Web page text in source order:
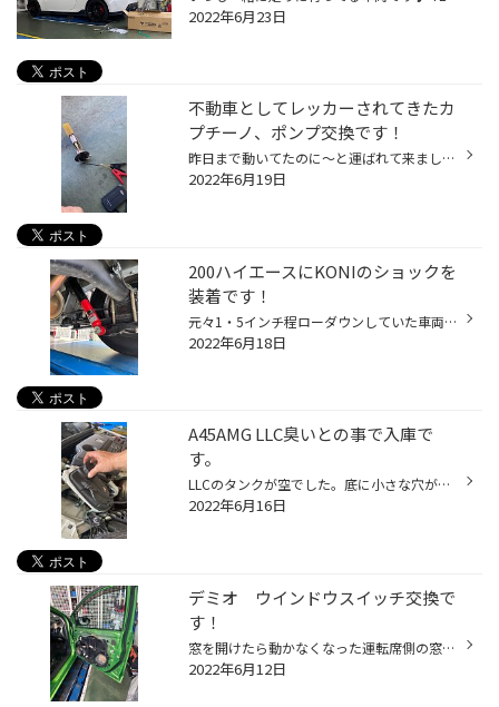
2022年6月23日
不動車としてレッカーされてきたカ
プチーノ、ポンプ交換です！
昨日まで動いてたのに〜と運ばれて来ましたカプチーノ 一応点検だけしてみて、SARDのポンプに交換しました！ カプラーもちゃんと交換しましょうね！お買い上げありがとうございました！
2022年6月19日
200ハイエースにKONIのショックを
装着です！
元々1・5インチ程ローダウンしていた車両で、乗り心地を改善です♪ 少々前を下げすぎでしたので、ちょいと上げて様子見して頂きます。その後どうですか〜？お買い上げありがとうございました！
2022年6月18日
A45AMG LLC臭いとの事で入庫で
す。
LLCのタンクが空でした。底に小さな穴が空いていて・・・ 新しいタンクに交換して様子見です♪ 作業依頼ありがとうございました！
2022年6月16日
デミオ ウインドウスイッチ交換で
す！
窓を開けたら動かなくなった運転席側の窓・・・・スイッチがぐらぐらです！ 部品を取り寄せて交換しました。 今年は空梅雨で助かりましたね！作業依頼ありがとうございました。
2022年6月12日